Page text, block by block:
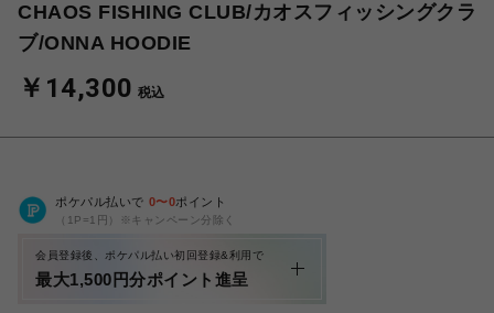
CHAOS FISHING CLUB/カオスフィッシングクラ
ブ/ONNA HOODIE
￥14,300 税込
ポケパル払いで 0〜0ポイント
（1P=1円）※キャンペーン分除く
会員登録後、ポケパル払い初回登録&利用で
最大1,500円分ポイント進呈